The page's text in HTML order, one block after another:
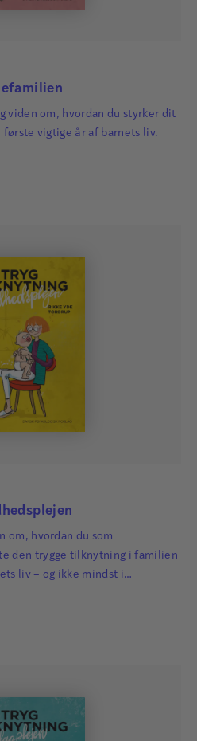
viden om, hvordan du styrker dit
vigtige år af barnets liv.
om, hvordan du som
den trygge tilknytning i familien
liv – og ikke mindst i